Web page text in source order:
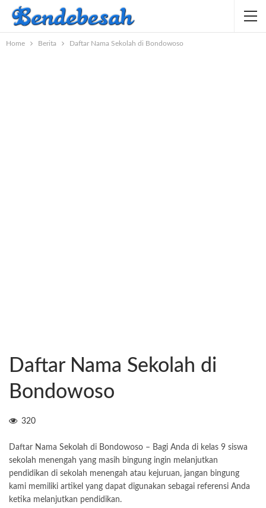
Home Berita Daftar Nama Sekolah di Bondowoso
Daftar Nama Sekolah di
Bondowoso
320
Daftar Nama Sekolah di Bondowoso – Bagi Anda di kelas 9 siswa
sekolah menengah yang masih bingung ingin melanjutkan
pendidikan di sekolah menengah atau kejuruan, jangan bingung
kami memiliki artikel yang dapat digunakan sebagai referensi Anda
ketika melanjutkan pendidikan.